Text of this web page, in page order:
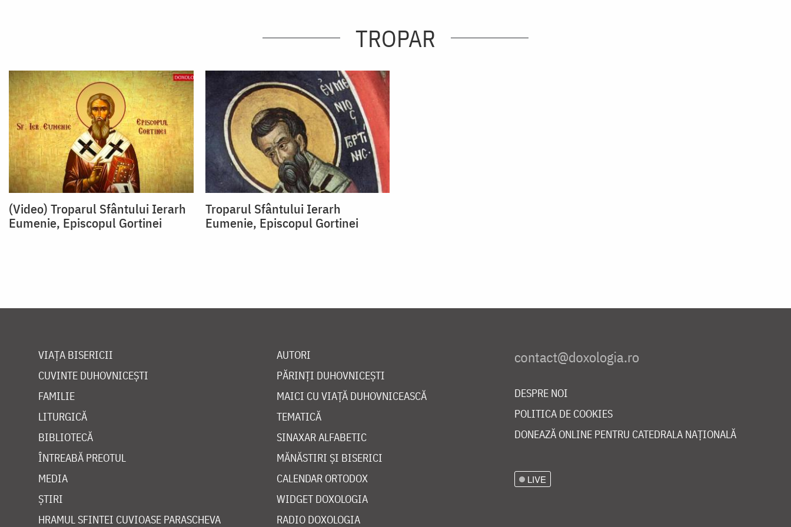
TROPAR
(Video) Troparul Sfântului Ierarh
Eumenie, Episcopul Gortinei
Troparul Sfântului Ierarh
Eumenie, Episcopul Gortinei
VIAȚA BISERICII
CUVINTE DUHOVNICEȘTI
FAMILIE
LITURGICĂ
BIBLIOTECĂ
ÎNTREABĂ PREOTUL
MEDIA
ȘTIRI
HRAMUL SFINTEI CUVIOASE PARASCHEVA
AUTORI
PĂRINȚI DUHOVNICEȘTI
MAICI CU VIAȚĂ DUHOVNICEASCĂ
TEMATICĂ
SINAXAR ALFABETIC
MĂNĂSTIRI ȘI BISERICI
CALENDAR ORTODOX
WIDGET DOXOLOGIA
RADIO DOXOLOGIA
DESPRE NOI
POLITICA DE COOKIES
DONEAZĂ ONLINE PENTRU CATEDRALA NAȚIONALĂ
LIVE